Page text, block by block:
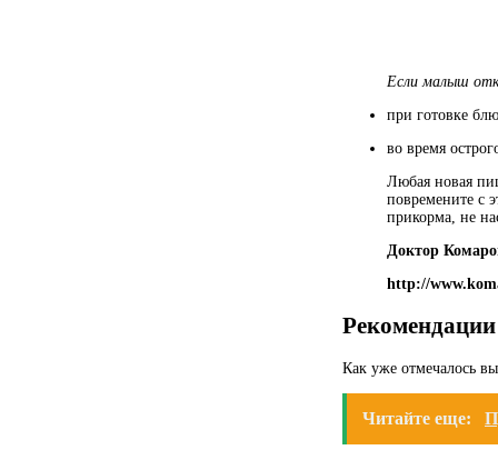
Если малыш
при готовке
во время
Любая новая
повремените с
прикорма, не
Доктор
http://
Как уже отмечалось
Читайте еще: